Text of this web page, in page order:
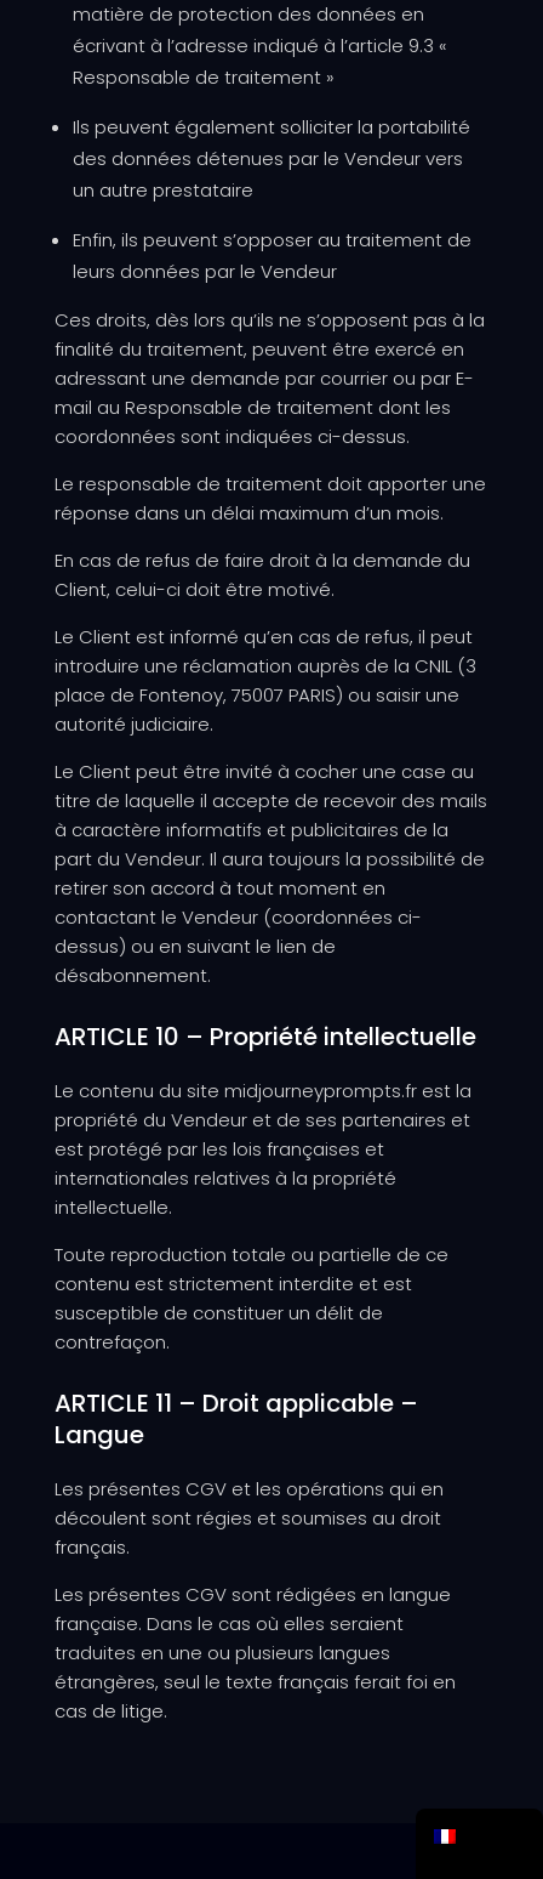
matière de protection des données en
écrivant à l’adresse indiqué à l’article 9.3 «
Responsable de traitement »
Ils peuvent également solliciter la portabilité
des données détenues par le Vendeur vers
un autre prestataire
Enfin, ils peuvent s’opposer au traitement de
leurs données par le Vendeur
Ces droits, dès lors qu’ils ne s’opposent pas à la
finalité du traitement, peuvent être exercé en
adressant une demande par courrier ou par E-
mail au Responsable de traitement dont les
coordonnées sont indiquées ci-dessus.
Le responsable de traitement doit apporter une
réponse dans un délai maximum d’un mois.
En cas de refus de faire droit à la demande du
Client, celui-ci doit être motivé.
Le Client est informé qu’en cas de refus, il peut
introduire une réclamation auprès de la CNIL (3
place de Fontenoy, 75007 PARIS) ou saisir une
autorité judiciaire.
Le Client peut être invité à cocher une case au
titre de laquelle il accepte de recevoir des mails
à caractère informatifs et publicitaires de la
part du Vendeur. Il aura toujours la possibilité de
retirer son accord à tout moment en
contactant le Vendeur (coordonnées ci-
dessus) ou en suivant le lien de
désabonnement.
ARTICLE 10 – Propriété intellectuelle
Le contenu du site midjourneyprompts.fr est la
propriété du Vendeur et de ses partenaires et
est protégé par les lois françaises et
internationales relatives à la propriété
intellectuelle.
Toute reproduction totale ou partielle de ce
contenu est strictement interdite et est
susceptible de constituer un délit de
contrefaçon.
ARTICLE 11 – Droit applicable –
Langue
Les présentes CGV et les opérations qui en
découlent sont régies et soumises au droit
français.
Les présentes CGV sont rédigées en langue
française. Dans le cas où elles seraient
traduites en une ou plusieurs langues
étrangères, seul le texte français ferait foi en
cas de litige.